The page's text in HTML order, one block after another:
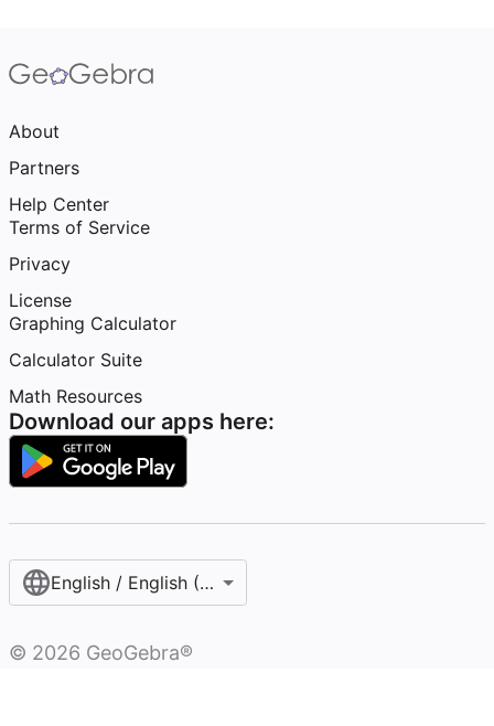
About
Partners
Help Center
Terms of Service
Privacy
License
Graphing Calculator
Calculator Suite
Math Resources
Download our apps here:
English / English (United States)
© 2026 GeoGebra®